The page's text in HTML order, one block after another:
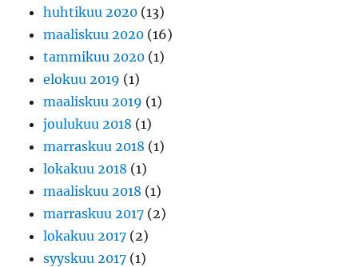
huhtikuu 2020 (13)
maaliskuu 2020 (16)
tammikuu 2020 (1)
elokuu 2019 (1)
maaliskuu 2019 (1)
joulukuu 2018 (1)
marraskuu 2018 (1)
lokakuu 2018 (1)
maaliskuu 2018 (1)
marraskuu 2017 (2)
lokakuu 2017 (2)
syyskuu 2017 (1)